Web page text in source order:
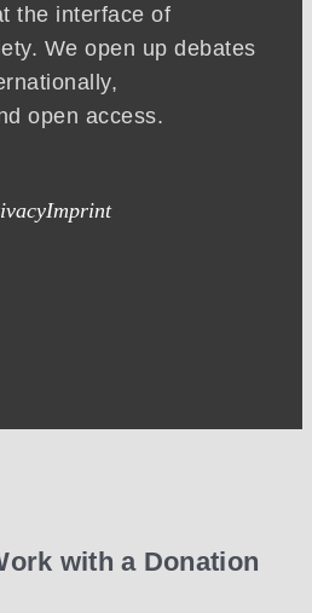
the interface of
We open up debates
open access.
Imprint
with a Donation